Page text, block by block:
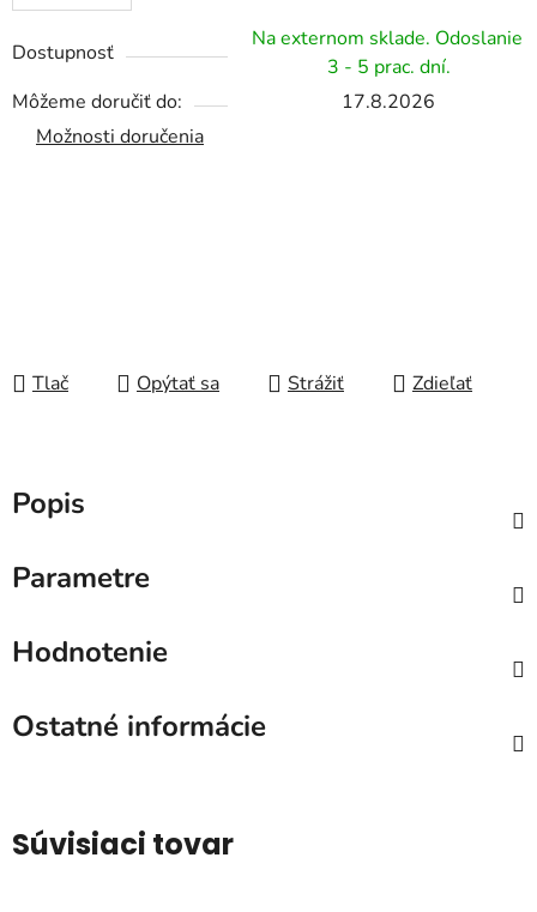
Dostupnosť
Na externom sklade. Odoslanie
3 - 5 prac. dní.
Môžeme doručiť do:
17.8.2026
Možnosti doručenia
Tlač Opýtať sa Strážiť Zdieľať
Popis
Parametre
Hodnotenie
Ostatné informácie
Súvisiaci tovar